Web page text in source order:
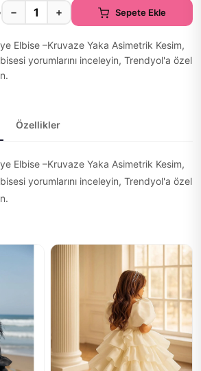
− + Sepete Ekle
Elbise –Kruvaze Yaka Asimetrik Kesim,
yorumlarını inceleyin, Trendyol'a özel
Özellikler
Elbise –Kruvaze Yaka Asimetrik Kesim,
yorumlarını inceleyin, Trendyol'a özel